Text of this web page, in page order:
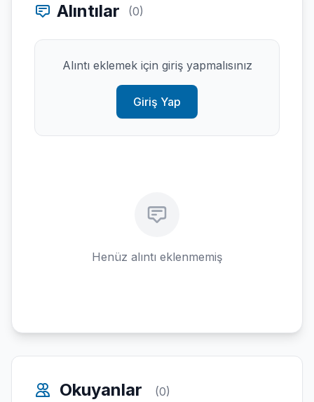
Alıntılar (0)
Alıntı eklemek için giriş yapmalısınız
Giriş Yap
Henüz alıntı eklenmemiş
Okuyanlar (0)